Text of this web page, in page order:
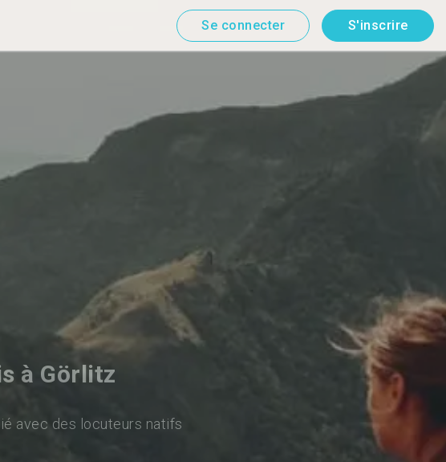
Se connecter S'inscrire
à Görlitz
avec des locuteurs natifs